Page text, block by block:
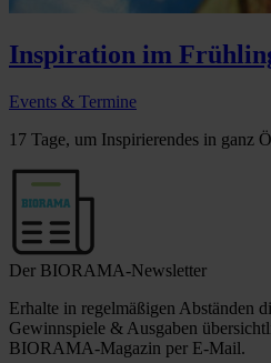
Inspiration im
Events & Termine
17 Tage, um Inspirierendes in ganz
Der BIORAMA-Newsletter
Erhalte in regelmäßigen Abständen
Gewinnspiele & Ausgaben
BIORAMA-Magazin per E-Mail.